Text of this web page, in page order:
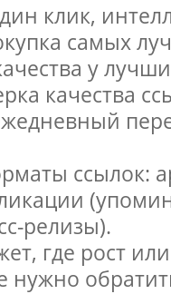
клик,
самых
у
качества
ссылок:
релизы).
где рост
нужно